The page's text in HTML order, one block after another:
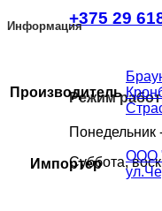
+375 29
Режим
Понедельник
Суббота,
Информация
Производитель
Импортер
ООО